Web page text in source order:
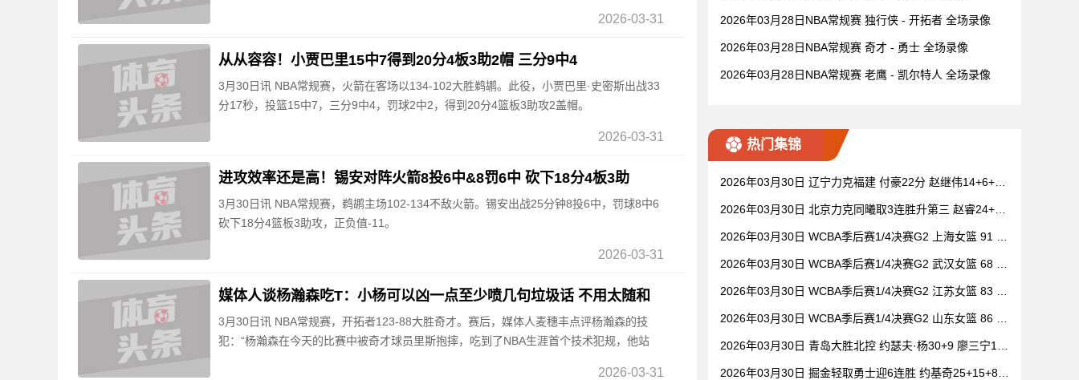
2026-03-31
从从容容！小贾巴里15中7得到20分4板3助2帽 三分9中4
3月30日讯 NBA常规赛，火箭在客场以134-102大胜鹈鹕。此役，小贾巴里·史密斯出战33
分17秒，投篮15中7，三分9中4，罚球2中2，得到20分4篮板3助攻2盖帽。
2026-03-31
进攻效率还是高！锡安对阵火箭8投6中&8罚6中 砍下18分4板3助
3月30日讯 NBA常规赛，鹈鹕主场102-134不敌火箭。锡安出战25分钟8投6中，罚球8中6
砍下18分4篮板3助攻，正负值-11。
2026-03-31
媒体人谈杨瀚森吃T：小杨可以凶一点至少喷几句垃圾话 不用太随和
3月30日讯 NBA常规赛，开拓者123-88大胜奇才。赛后，媒体人麦穗丰点评杨瀚森的技
犯：“杨瀚森在今天的比赛中被奇才球员里斯抱摔，吃到了NBA生涯首个技术犯规，他站
2026-03-31
2026年03月28日NBA常规赛 独行侠 - 开拓者 全场录像
2026年03月28日NBA常规赛 奇才 - 勇士 全场录像
2026年03月28日NBA常规赛 老鹰 - 凯尔特人 全场录像
热门集锦
2026年03月30日 辽宁力克福建 付豪22分 赵继伟14+6+11
2026年03月30日 北京力克同曦取3连胜升第三 赵睿24+6
2026年03月30日 WCBA季后赛1/4决赛G2 上海女篮 91 -
2026年03月30日 WCBA季后赛1/4决赛G2 武汉女篮 68 -
2026年03月30日 WCBA季后赛1/4决赛G2 江苏女篮 83 -
2026年03月30日 WCBA季后赛1/4决赛G2 山东女篮 86 -
2026年03月30日 青岛大胜北控 约瑟夫·杨30+9 廖三宁15
2026年03月30日 掘金轻取勇士迎6连胜 约基奇25+15+8